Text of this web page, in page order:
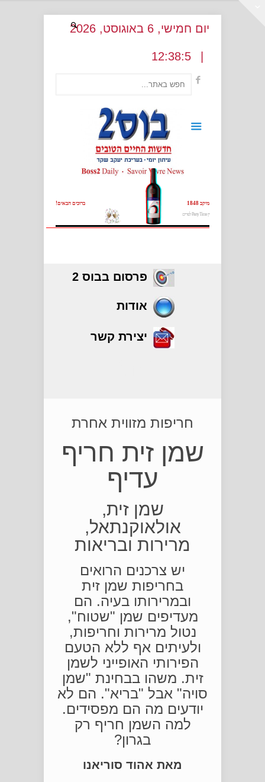
יום חמישי, 6 באוגוסט, 2026
:38:6
ברוכים הבאים! מיקב 1848
יין Party Time לפורים
פרסום בבוס 2
אודות
יצירת קשר
חריפות מזווית אחרת
שמן זית חריף
עדיף
שמן זית,
אולאוקנתאל,
מרירות ובריאות
יש צרכנים הרואים
בחריפות שמן זית
ובמרירותו בעיה. הם
מעדיפים שמן "שטוח",
נטול מרירות וחריפות,
ולעיתים אף ללא הטעם
הפירותי האופייני לשמן
זית. משהו בבחינת "שמן
סויה" אבל "בריא". הם לא
יודעים מה הם מפסידים.
למה השמן חריף רק
בגרון?
מאת אהוד סוריאנו